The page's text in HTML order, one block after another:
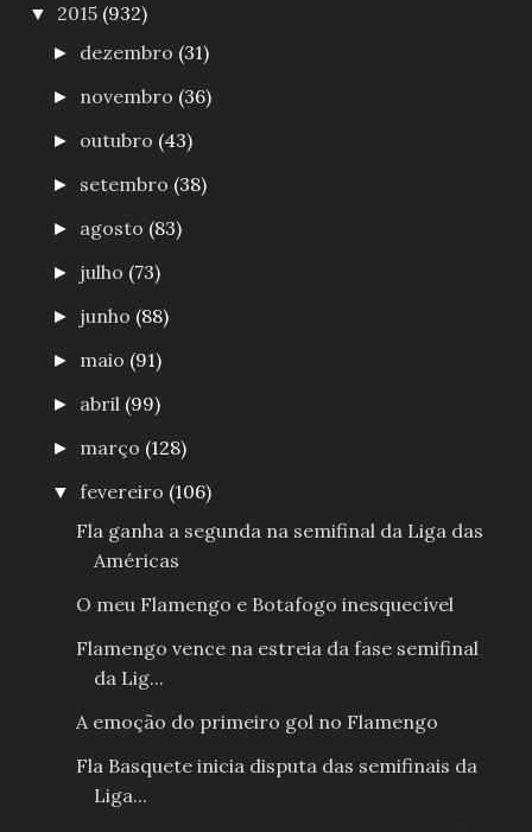
▼ 2015 (932)
► dezembro (31)
► novembro (36)
► outubro (43)
► setembro (38)
► agosto (83)
► julho (73)
► junho (88)
► maio (91)
► abril (99)
► março (128)
▼fevereiro (106)
Fla ganha a segunda na semifinal da Liga das
Américas
O meu Flamengo e Botafogo inesquecível
Flamengo vence na estreia da fase semifinal
da Lig...
A emoção do primeiro gol no Flamengo
Fla Basquete inicia disputa das semifinais da
Liga...